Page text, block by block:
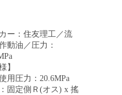
ー：住友理工／流
動油／圧力：
】
用圧力：20.6MPa
固定側Ｒ(オス) x 搖